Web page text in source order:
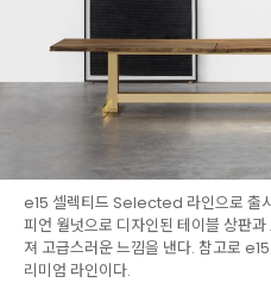
e15 셀렉티드 Selected 라인으로 출
피언 월넛으로 디자인된 테이블 상판
져 고급스러운 느낌을 낸다. 참고로
리미엄 라인이다.